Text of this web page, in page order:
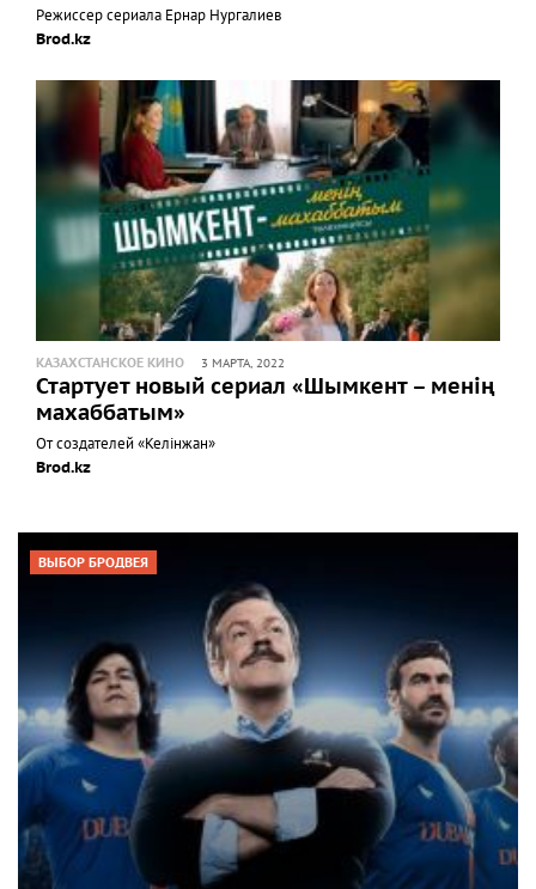
Режиссер сериала Ернар Нургалиев
Brod.kz
КАЗАХСТАНСКОЕ КИНО 3 МАРТА, 2022
Стартует новый сериал «Шымкент – менің
махаббатым»
От создателей «Келінжан»
Brod.kz
ВЫБОР БРОДВЕЯ